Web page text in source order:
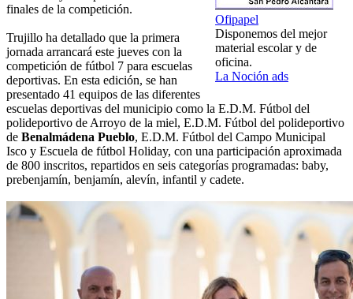
Ofipapel
Disponemos del mejor
material escolar y de
oficina.
La Noción ads
finales de la competición.
Trujillo ha detallado que la primera
jornada arrancará este jueves con la
competición de fútbol 7 para escuelas
deportivas. En esta edición, se han
presentado 41 equipos de las diferentes
escuelas deportivas del municipio como la E.D.M. Fútbol del
polideportivo de Arroyo de la miel, E.D.M. Fútbol del polideportivo
de Benalmádena Pueblo, E.D.M. Fútbol del Campo Municipal
Isco y Escuela de fútbol Holiday, con una participación aproximada
de 800 inscritos, repartidos en seis categorías programadas: baby,
prebenjamín, benjamín, alevín, infantil y cadete.